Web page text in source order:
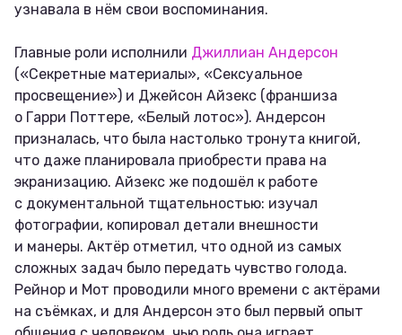
узнавала в нём свои воспоминания.
Главные роли исполнили Джиллиан Андерсон
(«Секретные материалы», «Сексуальное
просвещение») и Джейсон Айзекс (франшиза
о Гарри Поттере, «Белый лотос»). Андерсон
призналась, что была настолько тронута книгой,
что даже планировала приобрести права на
экранизацию. Айзекс же подошёл к работе
с документальной тщательностью: изучал
фотографии, копировал детали внешности
и манеры. Актёр отметил, что одной из самых
сложных задач было передать чувство голода.
Рейнор и Мот проводили много времени с актёрами
на съёмках, и для Андерсон это был первый опыт